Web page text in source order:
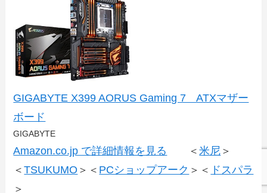
GIGABYTE X399 AORUS Gaming 7 ATXマザー
ボード
GIGABYTE
Amazon.co.jp で詳細情報を見る ＜米尼 ＞
＜TSUKUMO ＞＜ PCショップアーク ＞＜ ドスパラ
＞